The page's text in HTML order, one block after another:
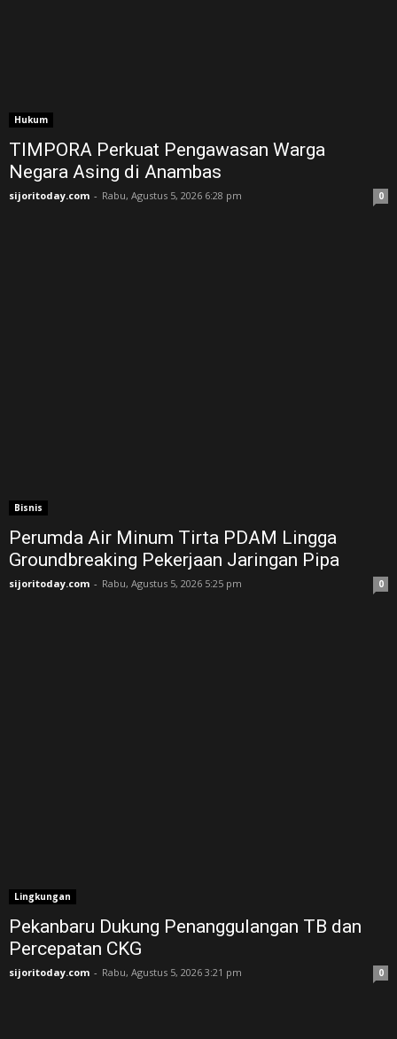
Hukum
TIMPORA Perkuat Pengawasan Warga
Negara Asing di Anambas ‎
sijoritoday.com - Rabu, Agustus 5, 2026 6:28 pm 0
Bisnis
Perumda Air Minum Tirta PDAM Lingga
Groundbreaking Pekerjaan Jaringan Pipa
sijoritoday.com - Rabu, Agustus 5, 2026 5:25 pm 0
Lingkungan
Pekanbaru Dukung Penanggulangan TB dan
Percepatan CKG
sijoritoday.com - Rabu, Agustus 5, 2026 3:21 pm 0